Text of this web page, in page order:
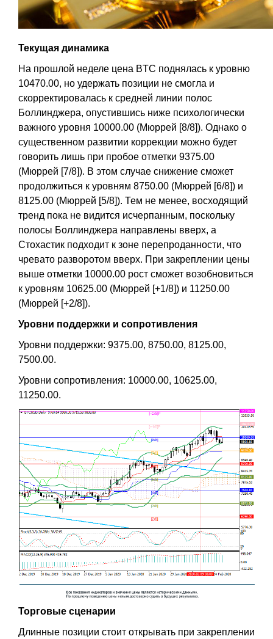
Текущая динамика
На прошлой неделе цена BTC поднялась к уровню
10470.00, но удержать позиции не смогла и
скорректировалась к средней линии полос
Боллинджера, опустившись ниже психологически
важного уровня 10000.00 (Мюррей [8/8]). Однако о
существенном развитии коррекции можно будет
говорить лишь при пробое отметки 9375.00
(Мюррей [7/8]). В этом случае снижение сможет
продолжиться к уровням 8750.00 (Мюррей [6/8]) и
8125.00 (Мюррей [5/8]). Тем не менее, восходящий
тренд пока не видится исчерпанным, поскольку
полосы Боллинджера направлены вверх, а
Стохастик подходит к зоне перепроданности, что
чревато разворотом вверх. При закреплении цены
выше отметки 10000.00 рост сможет возобновиться
к уровням 10625.00 (Мюррей [+1/8]) и 11250.00
(Мюррей [+2/8]).
Уровни поддержки и сопротивления
Уровни поддержки: 9375.00, 8750.00, 8125.00,
7500.00.
Уровни сопротивления: 10000.00, 10625.00,
11250.00.
Торговые сценарии
Длинные позиции стоит открывать при закреплении